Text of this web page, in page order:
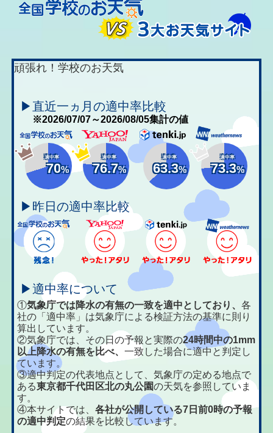
頑張れ！学校のお天気
▶直近一ヵ月の適中率比較
※2026/07/07～2026/08/05集計の値
適中率
70%
適中率
76.7%
適中率
63.3%
適中率
73.3%
▶昨日の適中率比較
▶適中率について
①気象庁では降水の有無の一致を適中としており、各
社の「適中率」は気象庁による検証方法の基準に則り
算出しています。
②気象庁では、その日の予報と実際の24時間中の1mm
以上降水の有無を比べ、一致した場合に適中と判定し
ています。
③適中判定の代表地点として、気象庁の定める地点で
ある東京都千代田区北の丸公園の天気を参照していま
す。
④本サイトでは、各社が公開している7日前0時の予報
の適中判定の結果を比較しています。